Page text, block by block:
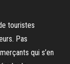
touristes
Pas
qui s’en